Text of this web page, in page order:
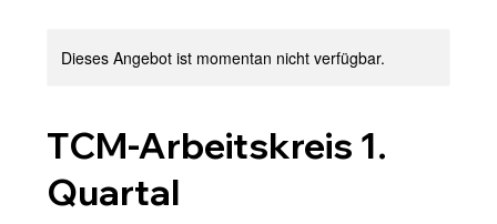
Dieses Angebot ist momentan nicht verfügbar.
TCM-Arbeitskreis 1.
Quartal